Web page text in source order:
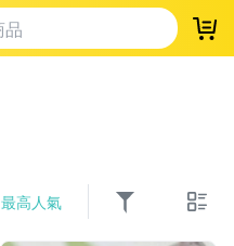
登
最高人氣